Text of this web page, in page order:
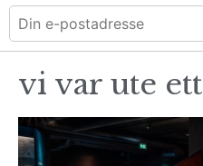
vi var ute